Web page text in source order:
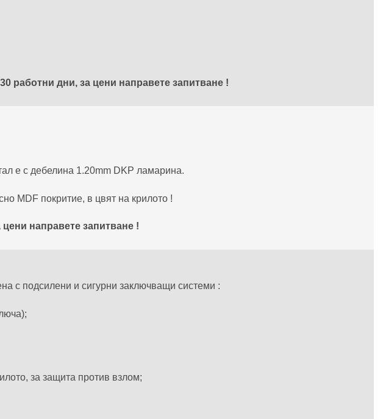
работни дни, за цени направете запитване !
е с дебелина 1.20mm DKP ламарина.
MDF покритие, в цвят на крилото !
направете запитване !
с подсилени и сигурни заключващи системи :
за защита против взлом;